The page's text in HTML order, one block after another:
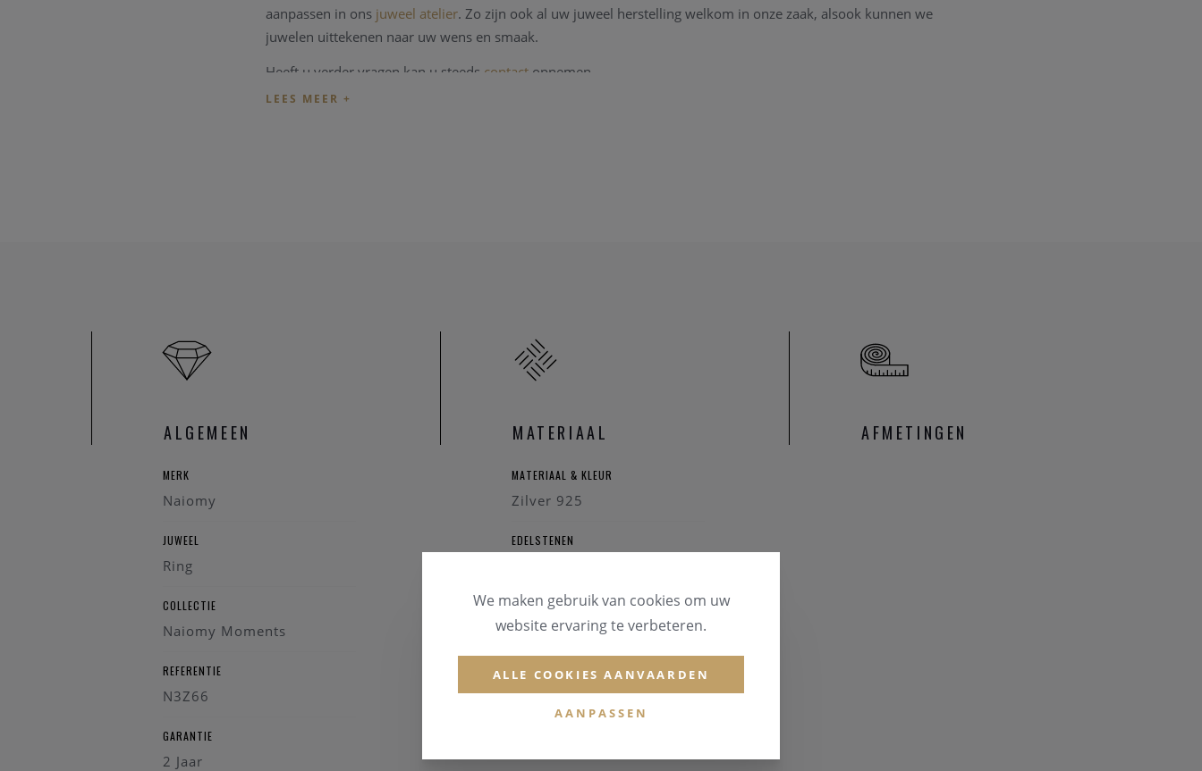
aanpassen in ons juweel atelier. Zo zijn ook al uw juweel herstelling welkom in onze zaak, alsook kunnen we
juwelen uittekenen naar uw wens en smaak.
Heeft u verder vragen kan u steeds contact opnemen.
ALGEMEEN
MERK
Naiomy
JUWEEL
Ring
COLLECTIE
Naiomy Moments
REFERENTIE
N3Z66
GARANTIE
2 Jaar
MATERIAAL
MATERIAAL & KLEUR
Zilver 925
EDELSTENEN
AFMETINGEN
We maken gebruik van cookies om uw
website ervaring te verbeteren.
ALLE COOKIES AANVAARDEN
AANPASSEN